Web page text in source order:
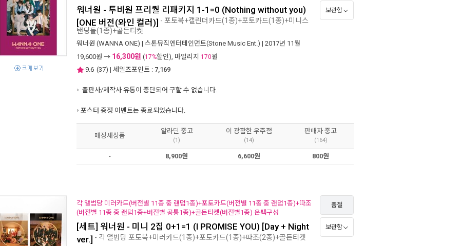
워너원 - 투비원 프리퀄 리패키지 1-1=0 (Nothing without you)
[ONE 버전(와인 컬러)] - 포토북+캘린더카드(1종)+포토카드(1종)+미니스
탠딩돌(1종)+골든티켓
워너원 (WANNA ONE) | 스톤뮤직엔터테인먼트(Stone Music Ent.) | 2017년 11월
19,600원 → 16,300원 (17%할인), 마일리지 170원
9.6 (37) | 세일즈포인트 : 7,169
출판사/제작사 유통이 중단되어 구할 수 없습니다.
포스터 증정 이벤트는 종료되었습니다.
보관함
매장새상품
알라딘 중고
(1)
이 광활한 우주점
(14)
판매자 중고
(164)
- 8,900원 6,600원 800원
각 앨범당 미러카드(버전별 11종 중 랜덤1종)+포토카드(버전별 11종 중 랜덤1종)+따조
(버전별 11종 중 랜덤1종+버전별 공통1종)+골든티켓(버전별1종) 온팩구성
[세트] 워너원 - 미니 2집 0+1=1 (I PROMISE YOU) [Day + Night
ver.] - 각 앨범당 포토북+미러카드(1종)+포토카드(1종)+따조(2종)+골든티켓
품절
보관함